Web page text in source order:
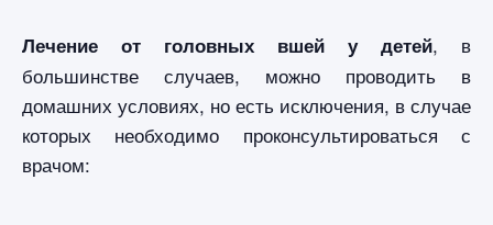
Лечение от головных вшей у детей, в
большинстве случаев, можно проводить в
домашних условиях, но есть исключения, в случае
которых необходимо проконсультироваться с
врачом: